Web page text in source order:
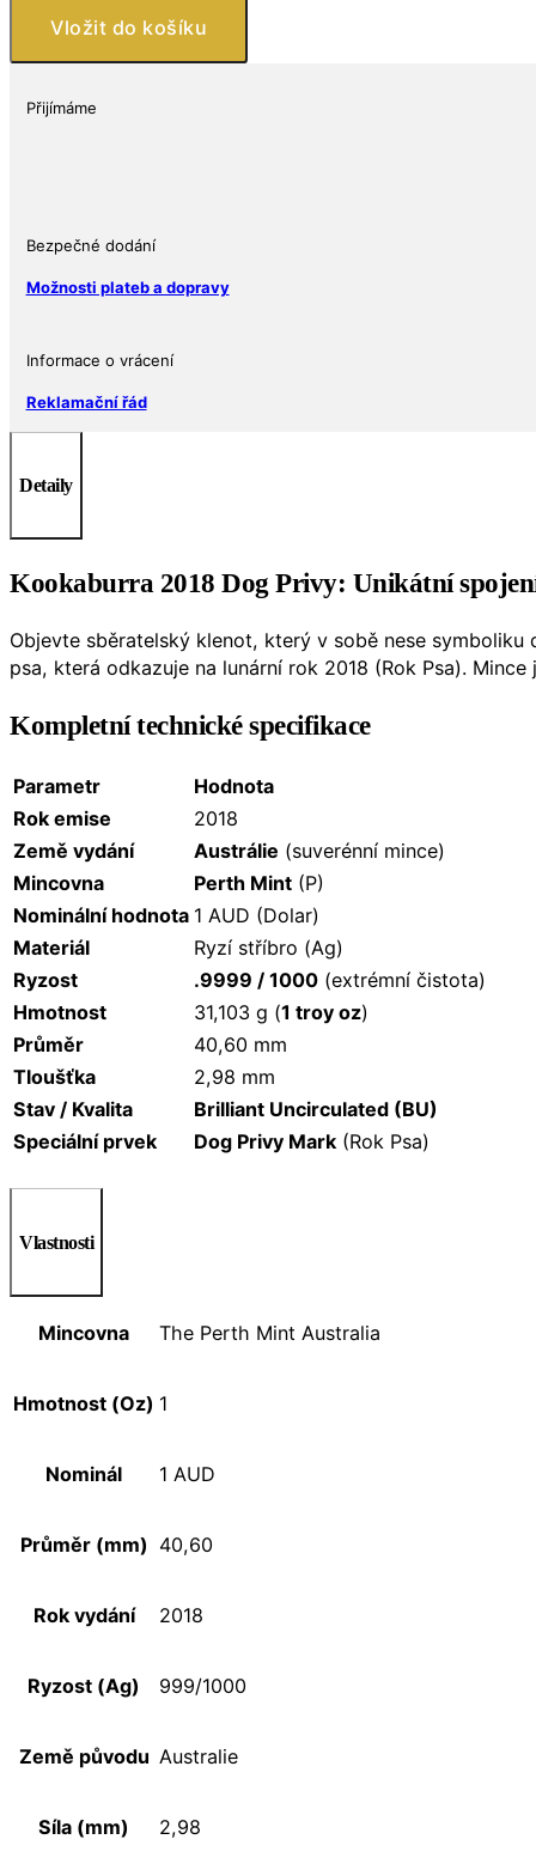
mince
Privy
Psa)
Perth
Mint
BU
Vložit do košíku
Přijímáme
Bezpečné dodání
Možnosti plateb a dopravy
Informace o vrácení
Reklamační řád
Detaily
Kookaburra 2018 Dog Privy: Unikátní
Objevte sběratelský klenot, který v sobě nese
psa, která odkazuje na lunární rok 2018 (Rok Psa).
Kompletní technické specifikace
Parametr
Hodnota
Rok emise
2018
Země vydání
Austrálie (suverénní mince)
Mincovna
Perth Mint (P)
Nominální hodnota 1 AUD (Dolar)
Materiál
Ryzí stříbro (Ag)
Ryzost
.9999 / 1000 (extrémní čistota)
Hmotnost
31,103 g (1 troy oz)
Průměr
40,60 mm
Tloušťka
2,98 mm
Stav / Kvalita
Brilliant Uncirculated (BU)
Speciální prvek
Dog Privy Mark (Rok Psa)
Vlastnosti
Mincovna The Perth Mint Australia
Hmotnost (Oz) 1
Nominál 1 AUD
Průměr (mm) 40,60
Rok vydání 2018
Ryzost (Ag) 999/1000
Země původu Australie
Síla (mm) 2,98